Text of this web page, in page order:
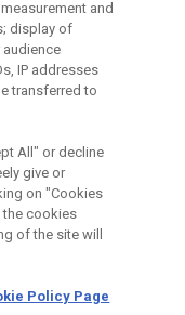
a cookies
marketingovým
and
display of
IP addresses
transferred to
All" or decline
give or
on "Cookies
the cookies
of the site will
Policy Page